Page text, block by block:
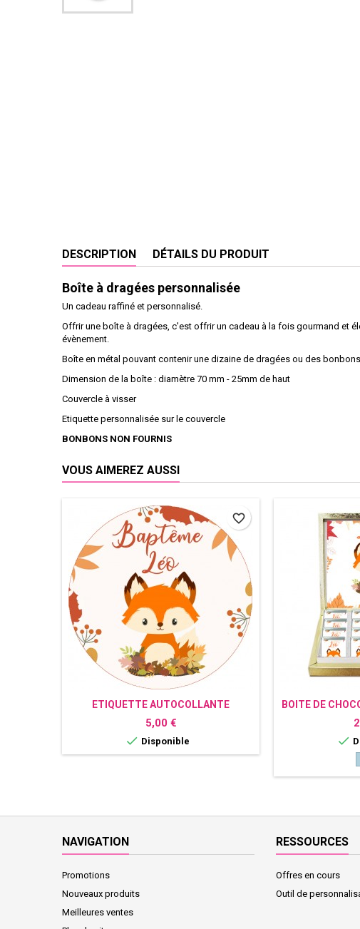
DESCRIPTION DÉTAILS DU PRODUIT
Boîte à dragées personnalisée
Un cadeau raffiné et personnalisé.
Offrir une boîte à dragées, c'est offrir un cadeau à la fois gourmand et
évènement.
Boîte en métal pouvant contenir une dizaine de dragées ou des
Dimension de la boîte : diamètre 70 mm - 25mm de haut
Couvercle à visser
Etiquette personnalisée sur le couvercle
BONBONS NON FOURNIS
VOUS AIMEREZ AUSSI
ETIQUETTE AUTOCOLLANTE
PERSONNALISÉE RENARD
Prix
5,00 €
 Disponible
favorite_border
BOITE DE

NAVIGATION
Promotions
Nouveaux produits
Meilleures ventes
RESSOURCES
Offres en cours
Outil de